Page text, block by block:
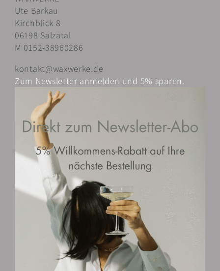
Ute Barkau
Kirchblick 8
06198 Salzatal
M 0152-38960286
kontakt@waxwerke.de
Zum Newsletter anmelden und 5% sparen.